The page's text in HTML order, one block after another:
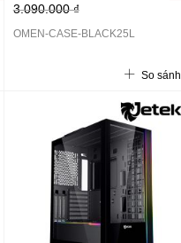
3.090.000 ₫
OMEN-CASE-BLACK25L
So sánh